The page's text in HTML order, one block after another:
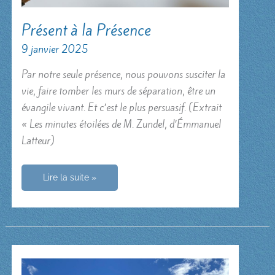
Présent à la Présence
9 janvier 2025
Par notre seule présence, nous pouvons susciter la
vie, faire tomber les murs de séparation, être un
évangile vivant. Et c’est le plus persuasif. (Extrait
« Les minutes étoilées de M. Zundel, d’Émmanuel
Latteur)
Présent
la
Lire la suite »